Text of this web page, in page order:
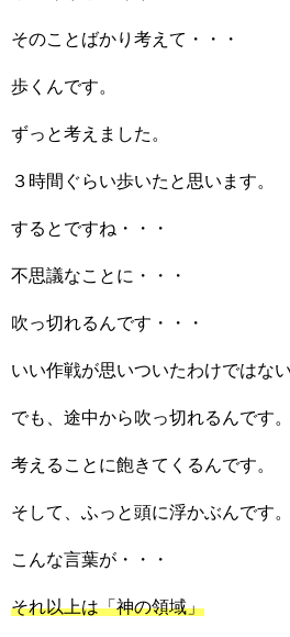
そのことばかり考えて・・・
歩くんです。
ずっと考えました。
３時間ぐらい歩いたと思います。
するとですね・・・
不思議なことに・・・
吹っ切れるんです・・・
いい作戦が思いついたわけではない
でも、途中から吹っ切れるんです。
考えることに飽きてくるんです。
そして、ふっと頭に浮かぶんです。
こんな言葉が・・・
それ以上は「神の領域」